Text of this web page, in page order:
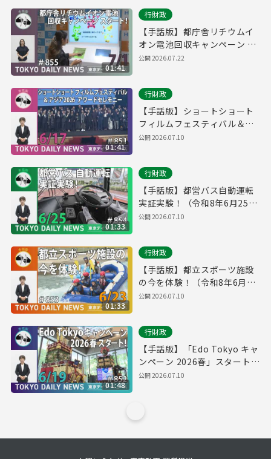
01:41
行財政
【手話版】都庁舎リチウムイ
オン電池回収キャンペーン ス
タート！（令和8年7月1日 東
公開2026.07.22
01:41
行財政
【手話版】ショートショート
フィルムフェスティバル＆ア
ジア2026 アワードセレモニー
公開2026.07.10
01:33
行財政
【手話版】都営バス自動運転
実証実験！（令和8年6月25日
東京デイリーニュース
公開2026.07.10
01:33
行財政
【手話版】都立スポーツ施設
の今を体験！（令和8年6月23
日 東京デイリーニュース
公開2026.07.10
01:48
行財政
【手話版】「Edo Tokyo キャ
ンペーン 2026春」スタート！
（令和8年6月17日 東京デイリ
公開2026.07.10